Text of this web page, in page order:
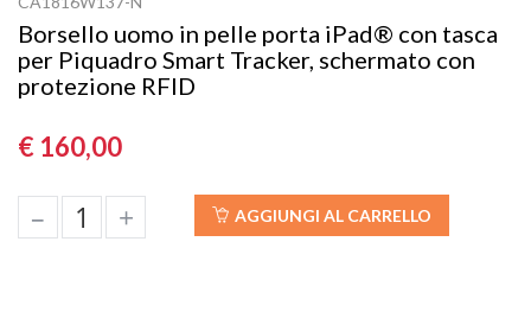
Borsello uomo in pelle porta iPad® con tasca
per Piquadro Smart Tracker, schermato con
protezione RFID
€ 160,00
– + AGGIUNGI AL CARRELLO